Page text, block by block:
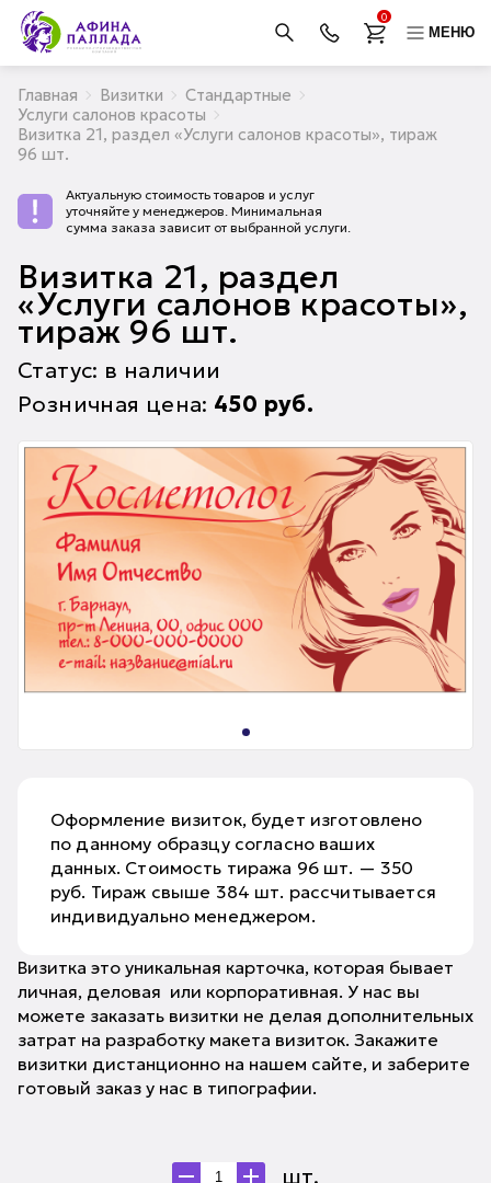
0
МЕНЮ
Главная Визитки
Стандартные
Услуги салонов красоты
Визитка 21, раздел «Услуги салонов красоты», тираж
96 шт.
Актуальную стоимость товаров и услуг
уточняйте у менеджеров. Минимальная
сумма заказа зависит от выбранной услуги.
Визитка 21, раздел
«Услуги салонов красоты»,
тираж 96 шт.
Статус: в наличии
Розничная цена: 450 руб.
Оформление визиток, будет изготовлено
по данному образцу согласно ваших
данных. Стоимость тиража 96 шт. — 350
руб. Тираж свыше 384 шт. рассчитывается
индивидуально менеджером.
Визитка это уникальная карточка, которая бывает
личная, деловая или корпоративная. У нас вы
можете заказать визитки не делая дополнительных
затрат на разработку макета визиток. Закажите
визитки дистанционно на нашем сайте, и заберите
готовый заказ у нас в типографии.
шт.